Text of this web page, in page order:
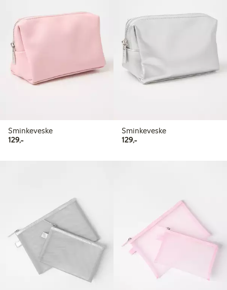
Sminkeveske
129,-129,00 kr
Sminkeveske
129,-129,00 kr